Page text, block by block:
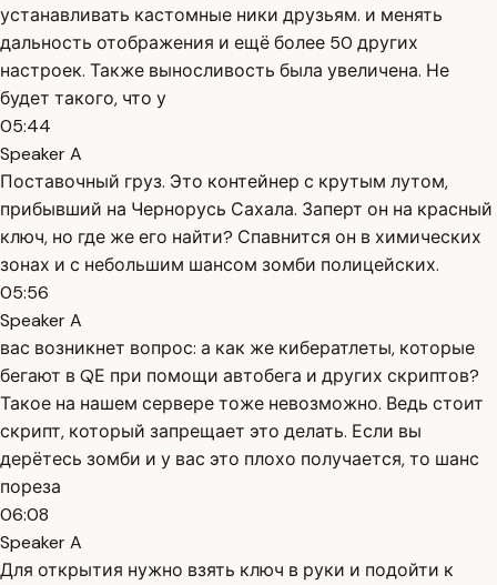
устанавливать кастомные ники друзьям. и менять
дальность отображения и ещё более 50 других
настроек. Также выносливость была увеличена. Не
будет такого, что у
05:44
Speaker A
Поставочный груз. Это контейнер с крутым лутом,
прибывший на Чернорусь Сахала. Заперт он на красный
ключ, но где же его найти? Спавнится он в химических
зонах и с небольшим шансом зомби полицейских.
05:56
Speaker A
вас возникнет вопрос: а как же кибератлеты, которые
бегают в QЕ при помощи автобега и других скриптов?
Такое на нашем сервере тоже невозможно. Ведь стоит
скрипт, который запрещает это делать. Если вы
дерётесь зомби и у вас это плохо получается, то шанс
пореза
06:08
Speaker A
Для открытия нужно взять ключ в руки и подойти к